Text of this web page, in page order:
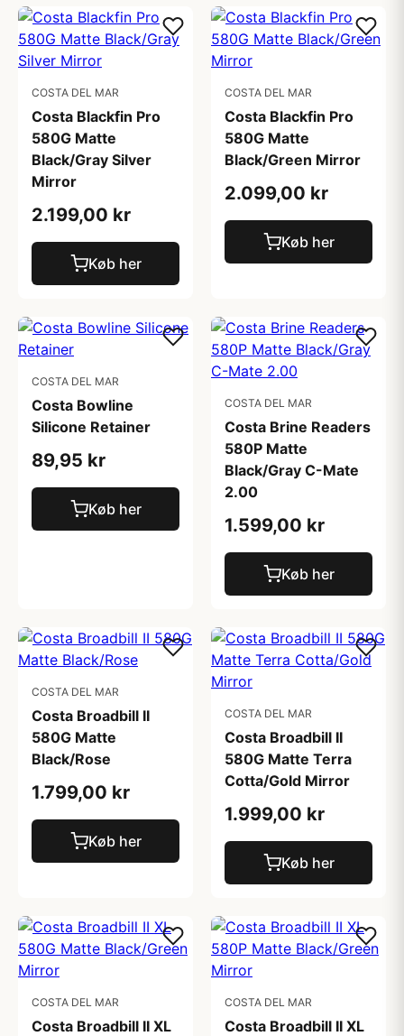
COSTA DEL MAR
Costa Blackfin Pro
580G Matte
Black/Gray Silver
Mirror
2.199,00 kr
Køb her
COSTA DEL MAR
Costa Blackfin Pro
580G Matte
Black/Green Mirror
2.099,00 kr
Køb her
COSTA DEL MAR
Costa Bowline
Silicone Retainer
89,95 kr
Køb her
COSTA DEL MAR
Costa Brine Readers
580P Matte
Black/Gray C-Mate
2.00
1.599,00 kr
Køb her
COSTA DEL MAR
Costa Broadbill II
580G Matte
Black/Rose
1.799,00 kr
Køb her
COSTA DEL MAR
Costa Broadbill II
580G Matte Terra
Cotta/Gold Mirror
1.999,00 kr
Køb her
COSTA DEL MAR
Costa Broadbill II XL
COSTA DEL MAR
Costa Broadbill II XL